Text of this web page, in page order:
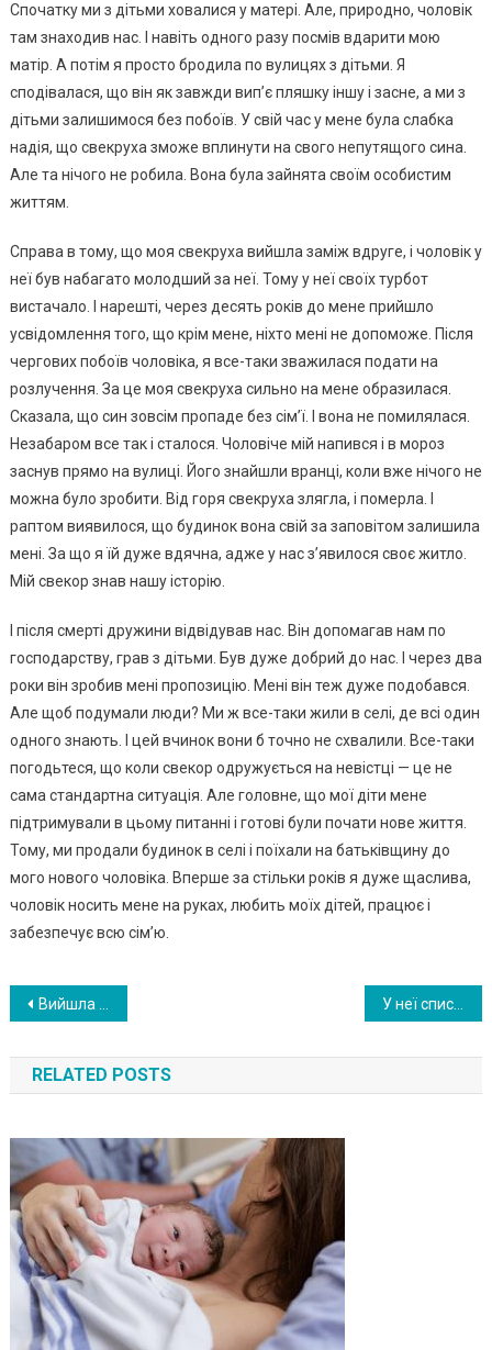
Спочатку ми з дітьми ховалися у матері. Але, природно, чоловік
там знаходив нас. І навіть одного разу посмів вдарити мою
матір. А потім я просто бродила по вулицях з дітьми. Я
сподівалася, що він як завжди вип’є пляшку іншу і засне, а ми з
дітьми залишимося без побоїв. У свій час у мене була слабка
надія, що свекруха зможе вплинути на свого непутящого сина.
Але та нічого не робила. Вона була зайнята своїм особистим
життям.
Справа в тому, що моя свекруха вийшла заміж вдруге, і чоловік у
неї був набагато молодший за неї. Тому у неї своїх турбот
вистачало. І нарешті, через десять років до мене прийшло
усвідомлення того, що крім мене, ніхто мені не допоможе. Після
чергових побоїв чоловіка, я все-таки зважилася подати на
розлучення. За це моя свекруха сильно на мене образилася.
Сказала, що син зовсім пропаде без сім’ї. І вона не помилялася.
Незабаром все так і сталося. Чоловіче мій напився і в мороз
заснув прямо на вулиці. Його знайшли вранці, коли вже нічого не
можна було зробити. Від горя свекруха злягла, і померла. І
раптом виявилося, що будинок вона свій за заповітом залишила
мені. За що я їй дуже вдячна, адже у нас з’явилося своє житло.
Мій свекор знав нашу історію.
І після смерті дружини відвідував нас. Він допомагав нам по
господарству, грав з дітьми. Був дуже добрий до нас. І через два
роки він зробив мені пропозицію. Мені він теж дуже подобався.
Але щоб подумали люди? Ми ж все-таки жили в селі, де всі один
одного знають. І цей вчинок вони б точно не схвалили. Все-таки
погодьтеся, що коли свекор одружується на невістці — це не
сама стандартна ситуація. Але головне, що мої діти мене
підтримували в цьому питанні і готові були почати нове життя.
Тому, ми продали будинок в селі і поїхали на батьківщину до
мого нового чоловіка. Вперше за стільки років я дуже щаслива,
чоловік носить мене на руках, любить моїх дітей, працює і
забезпечує всю сім’ю.
Навигация
по
записям
Вийшла викинути сміття холостячкою — а повернулася додому з чоловіком і з дітьми У неї списував весь клас, і не було відбою від хлопців. Минуло 14 років — і я зустрів Катю посеред вулиці…
RELATED POSTS